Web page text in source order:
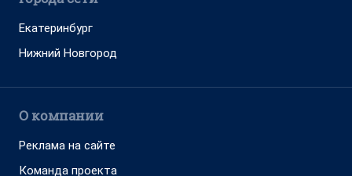
Екатеринбург
Нижний Новгород
О компании
Реклама на сайте
Команда проекта